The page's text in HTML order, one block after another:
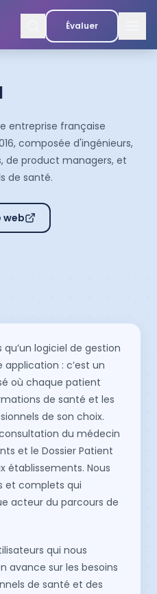
Évaluer
entreprise française
composée d'ingénieurs,
de product managers, et
de santé.
web
logiciel de gestion
: c’est un
où chaque patient
de santé et les
de son choix.
du médecin
et le Dossier Patient
établissements. Nous
et complets qui
acteur du parcours de
qui nous
avance sur les besoins
de santé et des